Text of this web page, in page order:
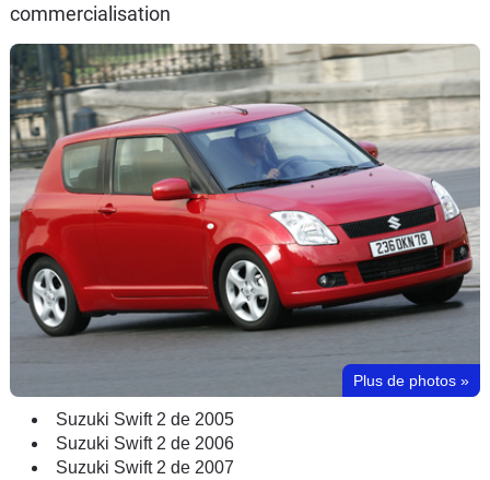
commercialisation
Plus de photos »
Suzuki Swift 2 de 2005
Suzuki Swift 2 de 2006
Suzuki Swift 2 de 2007